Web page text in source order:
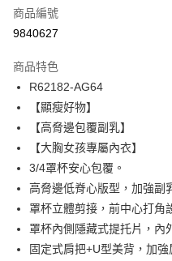
信用卡分期付款
合作金庫商業銀行
華南商業銀行
上海商業儲蓄銀行
國泰世華商業銀行
臺灣中小企業銀行
匯豐（台灣）商業銀行
聯邦商業銀行
元大商業銀行
玉山商業銀行
台新國際商業銀行
台灣樂天信用卡公司
LINE Pay
Apple Pay
悠遊付
AFTEE先享後付
相關說明
商品編號
9840627
商品特色
R62182-AG64
【顯瘦好物】
【高脅邊包覆副乳】
【大胸女孩專屬內衣】
3/4罩杯安心包覆。
高脅邊低脊心版型，加強副
罩杯立體剪接，前中心打角
罩杯內側隱藏式提托片，內
固定式肩把+U型美背，加